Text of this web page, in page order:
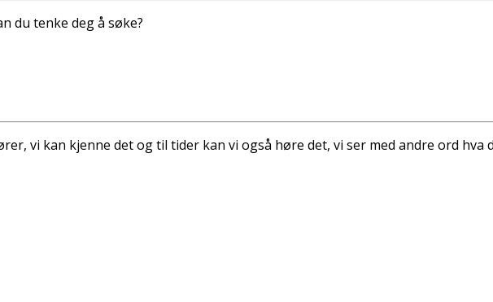
du tenke deg å søke?
vi kan kjenne det og til tider kan vi også høre det, vi ser med andre ord